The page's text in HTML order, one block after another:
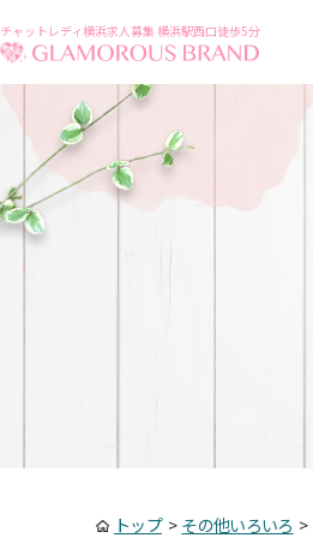
チャットレディ横浜求人募集 横浜駅西口徒歩5分
トップ> その他いろいろ >